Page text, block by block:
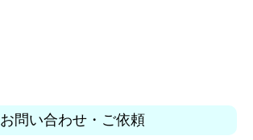
お問い合わせ・ご依頼